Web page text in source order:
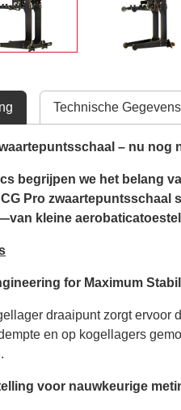
Technische Gegevens
– nu nog
begrijpen we het belang
Pro zwaartepuntsschaal
kleine
for Maximum
draaipunt zorgt ervoor
en op kogellagers
voor nauwkeurige